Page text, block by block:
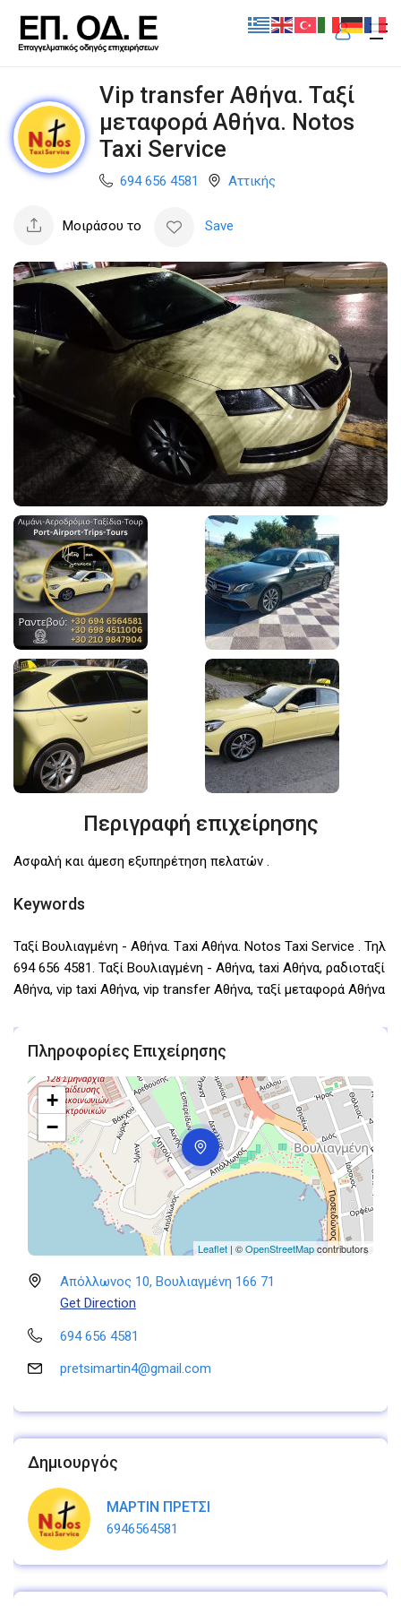
Vip transfer Αθήνα. Ταξί
μεταφορά Αθήνα. Notos
Taxi Service
694 656 4581 Αττικής
Μοιράσου το Save
Περιγραφή επιχείρησης
Ασφαλή και άμεση εξυπηρέτηση πελατών .
Keywords
Ταξί Βουλιαγμένη - Αθήνα. Τaxi Αθήνα. Notos Taxi Service . Τηλ
694 656 4581. Ταξί Βουλιαγμένη - Αθήνα, taxi Αθήνα, ραδιοταξί
Αθήνα, vip taxi Αθήνα, vip transfer Αθήνα, ταξί μεταφορά Αθήνα
Πληροφορίες Επιχείρησης
+
−
Leaflet | ©OpenStreetMapcontributors
Απόλλωνος 10, Βουλιαγμένη 166 71
Get Direction
694 656 4581
pretsimartin4@gmail.com
Δημιουργός
ΜΑΡΤΙΝ ΠΡΕΤΣΙ
6946564581